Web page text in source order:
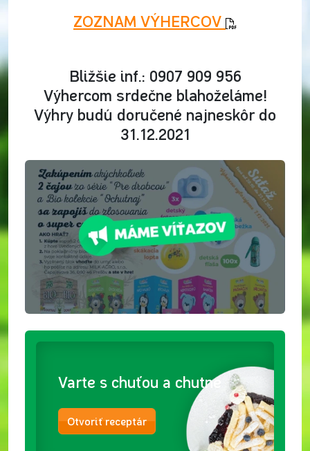
ZOZNAM VÝHERCOV
Bližšie inf.: 0907 909 956
Výhercom srdečne blahoželáme!
Výhry budú doručené najneskôr do
31.12.2021
Varte s chuťou a chutne
Otvoriť receptár